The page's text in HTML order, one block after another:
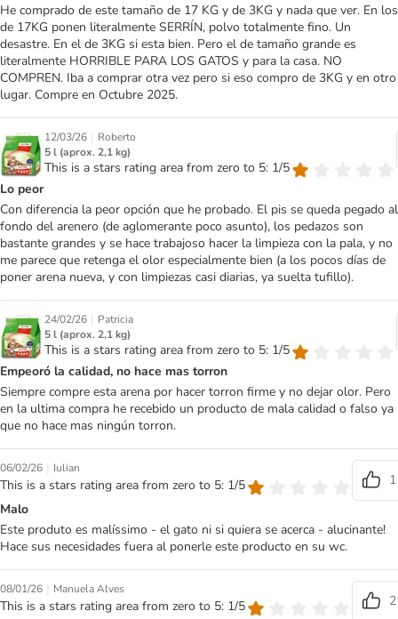
He comprado de este tamaño de 17 KG y de 3KG y nada que ver. En los
de 17KG ponen literalmente SERRÍN, polvo totalmente fino. Un
desastre. En el de 3KG si esta bien. Pero el de tamaño grande es
literalmente HORRIBLE PARA LOS GATOS y para la casa. NO
COMPREN. Iba a comprar otra vez pero si eso compro de 3KG y en otro
lugar. Compre en Octubre 2025.
12/03/26 | Roberto
5 l (aprox. 2,1 kg)
This is a stars rating area from zero to 5: 1/5
Lo peor
Con diferencia la peor opción que he probado. El pis se queda pegado al
fondo del arenero (de aglomerante poco asunto), los pedazos son
bastante grandes y se hace trabajoso hacer la limpieza con la pala, y no
me parece que retenga el olor especialmente bien (a los pocos días de
poner arena nueva, y con limpiezas casi diarias, ya suelta tufillo).
24/02/26 | Patricia
5 l (aprox. 2,1 kg)
This is a stars rating area from zero to 5: 1/5
Empeoró la calidad, no hace mas torron
Siempre compre esta arena por hacer torron firme y no dejar olor. Pero
en la ultima compra he recebido un producto de mala calidad o falso ya
que no hace mas ningún torron.
06/02/26 | Iulian
This is a stars rating area from zero to 5: 1/5
1
Malo
Este produto es malíssimo - el gato ni si quiera se acerca - alucinante!
Hace sus necesidades fuera al ponerle este producto en su wc.
08/01/26 | Manuela Alves
This is a stars rating area from zero to 5: 1/5
2